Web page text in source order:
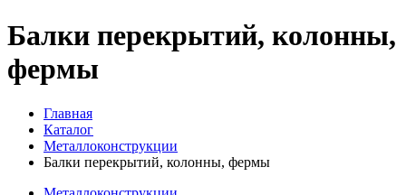
Балки перекрытий, колонны,
фермы
Главная
Каталог
Металлоконструкции
Балки перекрытий, колонны, фермы